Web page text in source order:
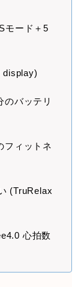
モード＋5
display)
のバッテリ
フィットネ
(TruRelax
心拍数